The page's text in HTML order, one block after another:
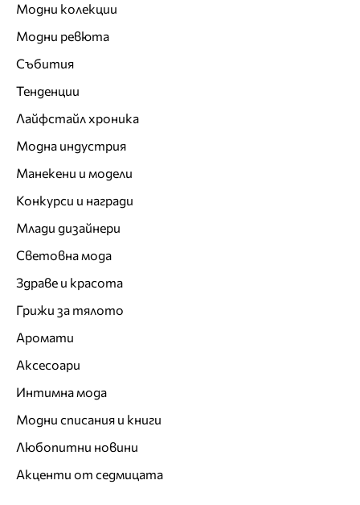
Модни колекции
Модни ревюта
Събития
Тенденции
Лайфстайл хроника
Модна индустрия
Манекени и модели
Конкурси и награди
Млади дизайнери
Световна мода
Здраве и красота
Грижи за тялото
Аромати
Аксесоари
Интимна мода
Модни списания и книги
Любопитни новини
Акценти от седмицата